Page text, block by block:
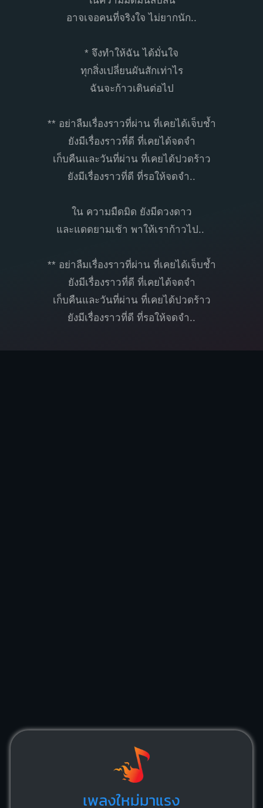
อาจเจอคนที่จริงใจ ไม่ยากนัก..
* จึงทำให้ฉัน ได้มั่นใจ
ทุกสิ่งเปลี่ยนผันสักเท่าไร
ฉันจะก้าวเดินต่อไป
** อย่าลืมเรื่องราวที่ผ่าน ที่เคยได้เจ็บช้ำ
ยังมีเรื่องราวที่ดี ที่เคยได้จดจำ
เก็บคืนและวันที่ผ่าน ที่เคยได้ปวดร้าว
ยังมีเรื่องราวที่ดี ที่รอให้จดจำ..
ใน ความมืดมิด ยังมีดวงดาว
และแดดยามเช้า พาให้เราก้าวไป..
** อย่าลืมเรื่องราวที่ผ่าน ที่เคยได้เจ็บช้ำ
ยังมีเรื่องราวที่ดี ที่เคยได้จดจำ
เก็บคืนและวันที่ผ่าน ที่เคยได้ปวดร้าว
ยังมีเรื่องราวที่ดี ที่รอให้จดจำ..
เพลงใหม่มาแรง